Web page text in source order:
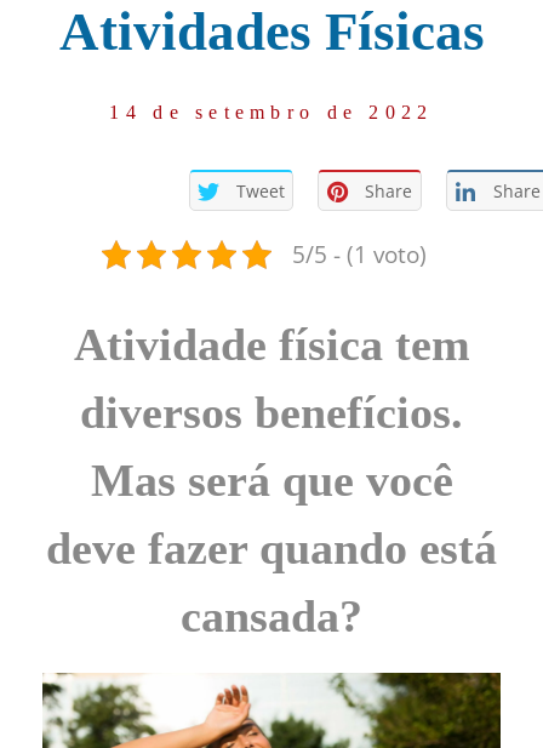
Atividades Físicas
14 de setembro de 2022
Tweet Share Share
5/5 - (1 voto)
Atividade física tem
diversos benefícios.
Mas será que você
deve fazer quando está
cansada?